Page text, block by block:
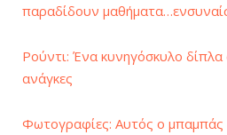
παραδίδουν
Ρούντι: Ένα κυνηγόσκυλο δίπλα
ανάγκες
Φωτογραφίες: Αυτός ο μπαμπάς